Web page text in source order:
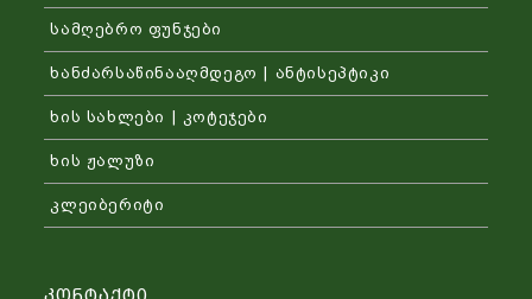
სამღებრო ფუნჯები
ხანძარსაწინააღმდეგო | ანტისეპტიკი
ხის სახლები | კოტეჯები
ხის ჟალუზი
კლეიბერიტი